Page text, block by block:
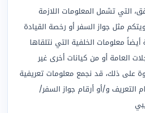
التي تشمل المعلومات اللازمة
مثل جواز السفر أو رخصة القيادة
معلومات الخلفية التي نتلقاها
العامة أو من كيانات أخرى غير
على ذلك، قد نجمع معلومات تعريفية
التعريف و/أو أرقام جواز السفر/